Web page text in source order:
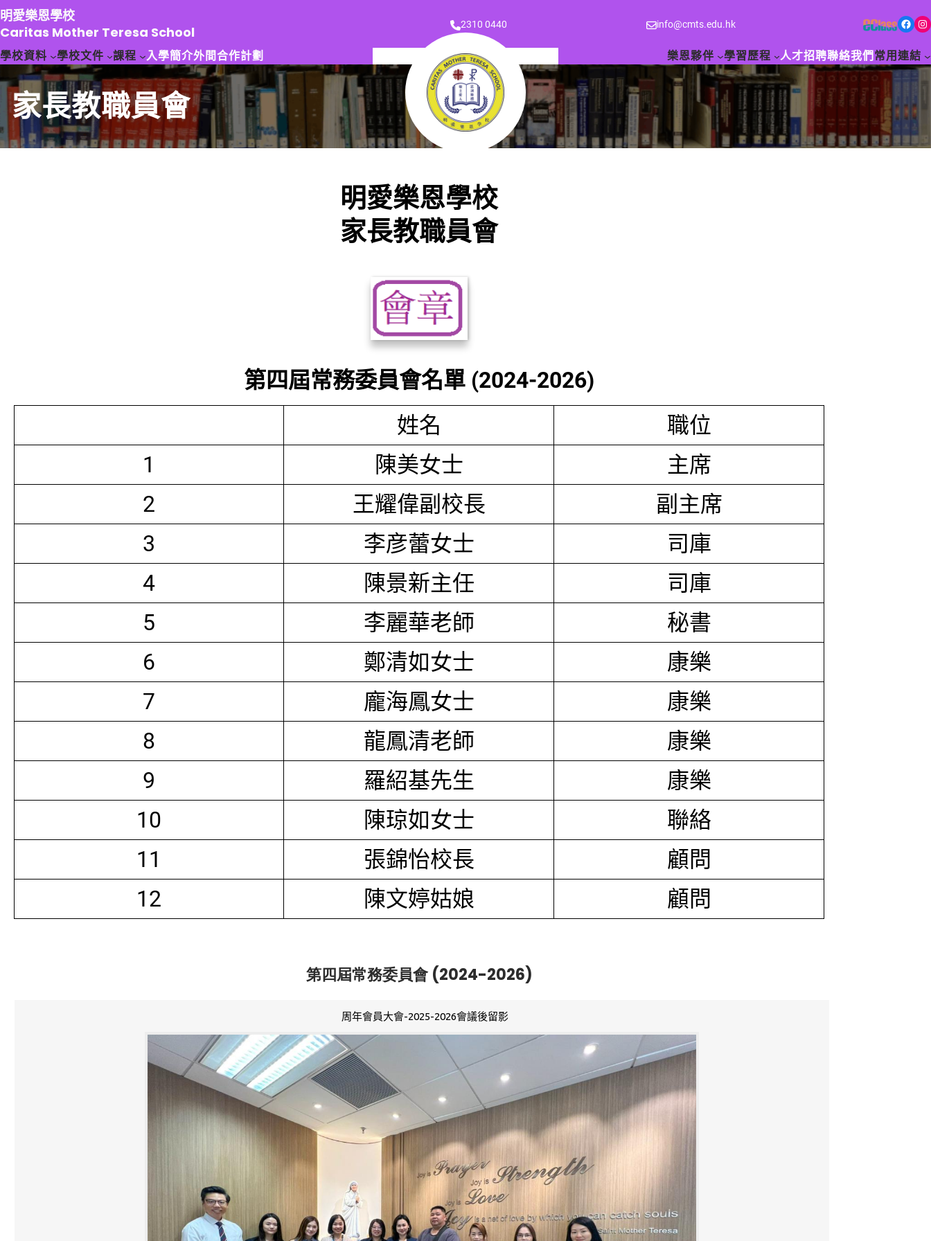
跳
至
主
要
容
明愛樂恩學校
Caritas Mother Teresa School
2310 0440 info@cmts.edu.hk Facebook Instagram
學校資料 學校文件 課程 入學簡介外間合作計劃 樂恩夥伴 學習歷程 人才招聘聯絡我們 常用連結
家長教職員會
明愛樂恩學校
家長教職員會
第四屆常務委員會名單 (2024-2026)
姓名
職位
1
陳美女士
主席
2
王耀偉副校長
副主席
3
李彦蕾女士
司庫
4
陳景新主任
司庫
5
李麗華老師
秘書
6
鄭清如女士
康樂
7
龐海鳳女士
康樂
8
龍鳳清老師
康樂
9
羅紹基先生
康樂
10
陳琼如女士
聯絡
11
張錦怡校長
顧問
12
陳文婷姑娘 顧問
第四屆常務委員會 (2024-2026)
周年會員大會-2025-2026會議後留影